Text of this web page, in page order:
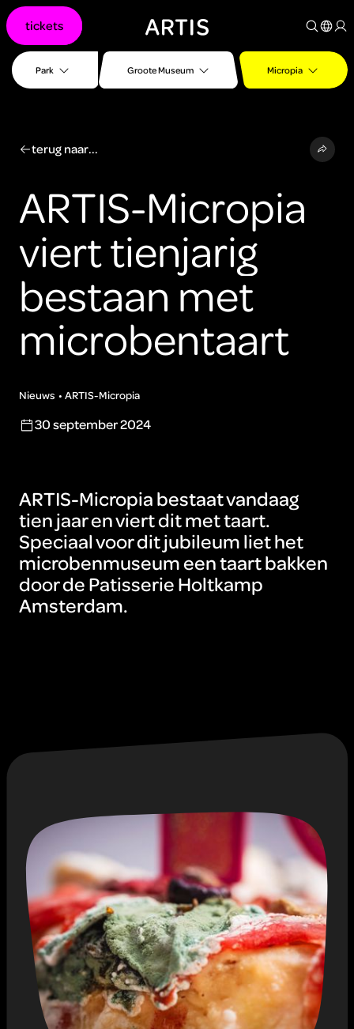
Ga naar
Ga
naar
zoeken
Park Groote Museum Micropia
tickets
terug naar...
ARTIS-Micropia
viert tienjarig
bestaan met
microbentaart
Nieuws ARTIS-Micropia
30 september 2024
ARTIS-Micropia bestaat vandaag
tien jaar en viert dit met taart.
Speciaal voor dit jubileum liet het
microbenmuseum een taart bakken
door de Patisserie Holtkamp
Amsterdam.